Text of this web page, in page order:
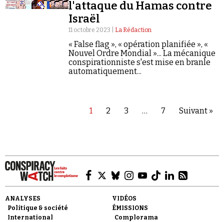
l'attaque du Hamas contre
Israël
11 octobre 2023 | La Rédaction
« False flag », « opération planifiée », «
Nouvel Ordre Mondial »... La mécanique
conspirationniste s'est mise en branle
automatiquement...
1 2 3 … 7 Suivant »
ANALYSES
Politique & société
International
VIDÉOS
ÉMISSIONS
Complorama